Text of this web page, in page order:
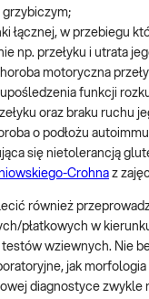
grzybiczym;
łącznej, w przebiegu
np. przełyku i utrata
motoryczna
funkcji
oraz braku ruchu
o podłożu
się nietolerancją
Crohna z
również
płatkowych w
wziewnych. Nie
jak
diagnostyce zwykle